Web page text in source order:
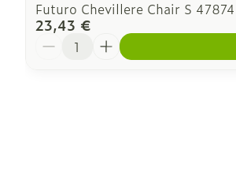
Futuro Chevillere Chair S 47874
23,43 €
Quantité